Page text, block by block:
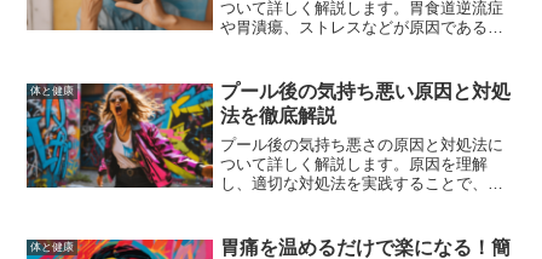
ついて詳しく解説します。胃食道逆流症
や胃潰瘍、ストレスなどが原因である可
体と健康
プール後の気持ち悪い原因と対処
法を徹底解説
プール後の気持ち悪さの原因と対処法に
ついて詳しく解説します。原因を理解
し、適切な対処法を実践することで、次
体と健康
胃痛を温めるだけで楽になる！簡